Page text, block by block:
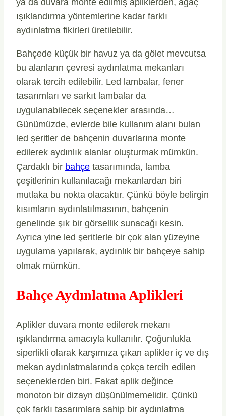
ışıklandırma yöntemlerine kadar farklı
aydınlatma fikirleri üretilebilir.
Bahçede küçük bir havuz ya da gölet mevcutsa
bu alanların çevresi aydınlatma mekanları
olarak tercih edilebilir. Led lambalar, fener
tasarımları ve sarkıt lambalar da
uygulanabilecek seçenekler arasında…
Günümüzde, evlerde bile kullanım alanı bulan
led şeritler de bahçenin duvarlarına monte
edilerek aydınlık alanlar oluşturmak mümkün.
Çardaklı bir bahçe tasarımında, lamba
çeşitlerinin kullanılacağı mekanlardan biri
mutlaka bu nokta olacaktır. Çünkü böyle belirgin
kısımların aydınlatılmasının, bahçenin
genelinde şık bir görsellik sunacağı kesin.
Ayrıca yine led şeritlerle bir çok alan yüzeyine
uygulama yapılarak, aydınlık bir bahçeye sahip
olmak mümkün.
Bahçe Aydınlatma Aplikleri
Aplikler duvara monte edilerek mekanı
ışıklandırma amacıyla kullanılır. Çoğunlukla
siperlikli olarak karşımıza çıkan aplikler iç ve dış
mekan aydınlatmalarında çokça tercih edilen
seçeneklerden biri. Fakat aplik değince
monoton bir dizayn düşünülmemelidir. Çünkü
çok farklı tasarımlara sahip bir aydınlatma